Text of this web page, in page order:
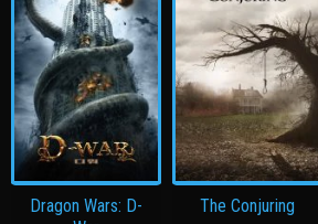
Dragon Wars: D-
The Conjuring